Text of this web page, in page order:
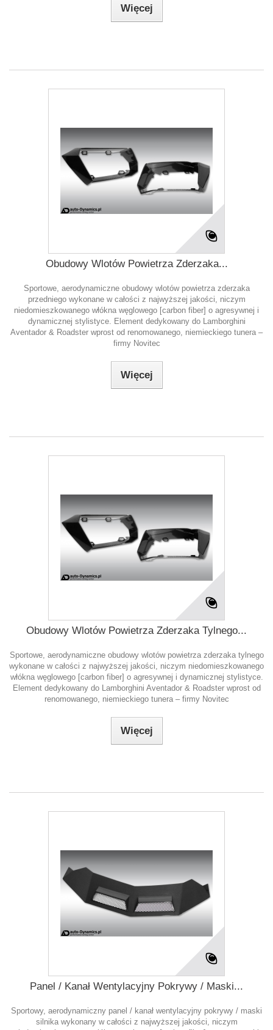
Więcej
Obudowy Wlotów Powietrza Zderzaka...
Sportowe, aerodynamiczne obudowy wlotów powietrza zderzaka
przedniego wykonane w całości z najwyższej jakości, niczym
niedomieszkowanego włókna węglowego [carbon fiber] o agresywnej i
dynamicznej stylistyce. Element dedykowany do Lamborghini
Aventador & Roadster wprost od renomowanego, niemieckiego tunera –
firmy Novitec
Więcej
Obudowy Wlotów Powietrza Zderzaka Tylnego...
Sportowe, aerodynamiczne obudowy wlotów powietrza zderzaka tylnego
wykonane w całości z najwyższej jakości, niczym niedomieszkowanego
włókna węglowego [carbon fiber] o agresywnej i dynamicznej stylistyce.
Element dedykowany do Lamborghini Aventador & Roadster wprost od
renomowanego, niemieckiego tunera – firmy Novitec
Więcej
Panel / Kanał Wentylacyjny Pokrywy / Maski...
Sportowy, aerodynamiczny panel / kanał wentylacyjny pokrywy / maski
silnika wykonany w całości z najwyższej jakości, niczym